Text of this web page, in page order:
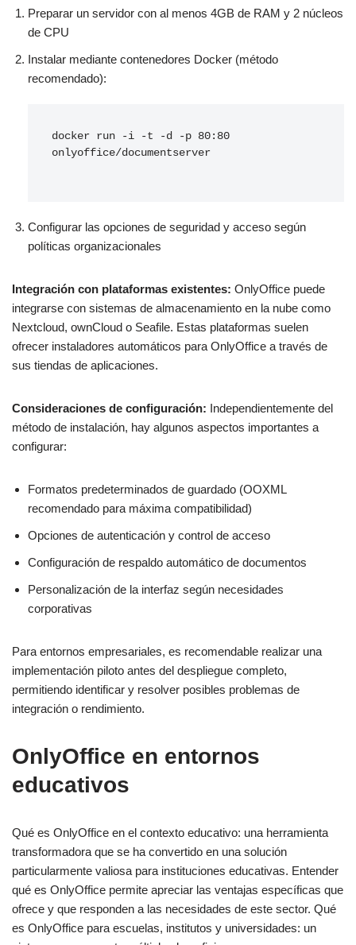
Preparar un servidor con al menos 4GB de RAM y 2 núcleos
de CPU
Instalar mediante contenedores Docker (método
recomendado):
docker run -i -t -d -p 80:80
onlyoffice/documentserver
Configurar las opciones de seguridad y acceso según
políticas organizacionales
Integración con plataformas existentes: OnlyOffice puede
integrarse con sistemas de almacenamiento en la nube como
Nextcloud, ownCloud o Seafile. Estas plataformas suelen
ofrecer instaladores automáticos para OnlyOffice a través de
sus tiendas de aplicaciones.
Consideraciones de configuración: Independientemente del
método de instalación, hay algunos aspectos importantes a
configurar:
Formatos predeterminados de guardado (OOXML
recomendado para máxima compatibilidad)
Opciones de autenticación y control de acceso
Configuración de respaldo automático de documentos
Personalización de la interfaz según necesidades
corporativas
Para entornos empresariales, es recomendable realizar una
implementación piloto antes del despliegue completo,
permitiendo identificar y resolver posibles problemas de
integración o rendimiento.
OnlyOffice en entornos
educativos
Qué es OnlyOffice en el contexto educativo: una herramienta
transformadora que se ha convertido en una solución
particularmente valiosa para instituciones educativas. Entender
qué es OnlyOffice permite apreciar las ventajas específicas que
ofrece y que responden a las necesidades de este sector. Qué
es OnlyOffice para escuelas, institutos y universidades: un